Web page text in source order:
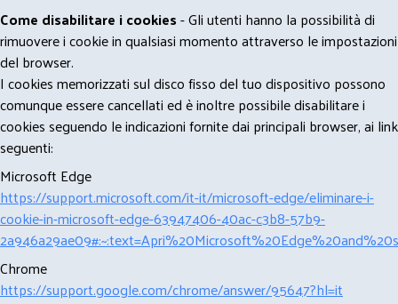
Come disabilitare i cookies- Gli utenti hanno la possibilità di
rimuovere i cookie in qualsiasi momento attraverso le impostazioni
del browser.
I cookies memorizzati sul disco fisso del tuo dispositivo possono
comunque essere cancellati ed è inoltre possibile disabilitare i
cookies seguendo le indicazioni fornite dai principali browser, ai link
seguenti:
Microsoft Edge
https://support.microsoft.com/it-it/microsoft-edge/eliminare-i-
cookie-in-microsoft-edge-63947406-40ac-c3b8-57b9-
Chrome
https://support.google.com/chrome/answer/95647?hl=it